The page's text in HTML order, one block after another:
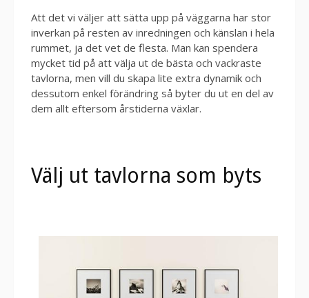
Att det vi väljer att sätta upp på väggarna har stor
inverkan på resten av inredningen och känslan i hela
rummet, ja det vet de flesta. Man kan spendera
mycket tid på att välja ut de bästa och vackraste
tavlorna, men vill du skapa lite extra dynamik och
dessutom enkel förändring så byter du ut en del av
dem allt eftersom årstiderna växlar.
Välj ut tavlorna som byts